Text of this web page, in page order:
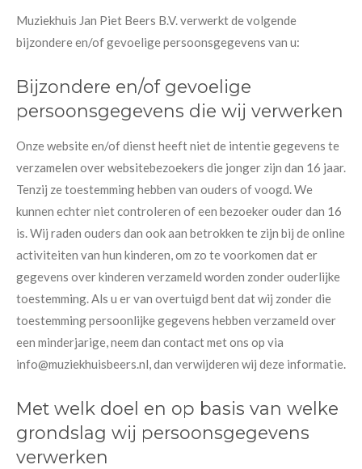
Muziekhuis Jan Piet Beers B.V. verwerkt de volgende
bijzondere en/of gevoelige persoonsgegevens van u:
Bijzondere en/of gevoelige
persoonsgegevens die wij verwerken
Onze website en/of dienst heeft niet de intentie gegevens te
verzamelen over websitebezoekers die jonger zijn dan 16 jaar.
Tenzij ze toestemming hebben van ouders of voogd. We
kunnen echter niet controleren of een bezoeker ouder dan 16
is. Wij raden ouders dan ook aan betrokken te zijn bij de online
activiteiten van hun kinderen, om zo te voorkomen dat er
gegevens over kinderen verzameld worden zonder ouderlijke
toestemming. Als u er van overtuigd bent dat wij zonder die
toestemming persoonlijke gegevens hebben verzameld over
een minderjarige, neem dan contact met ons op via
info@muziekhuisbeers.nl, dan verwijderen wij deze informatie.
Met welk doel en op basis van welke
grondslag wij persoonsgegevens
verwerken